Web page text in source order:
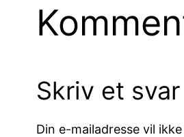
Skriv et svar
Din e-mailadresse vil